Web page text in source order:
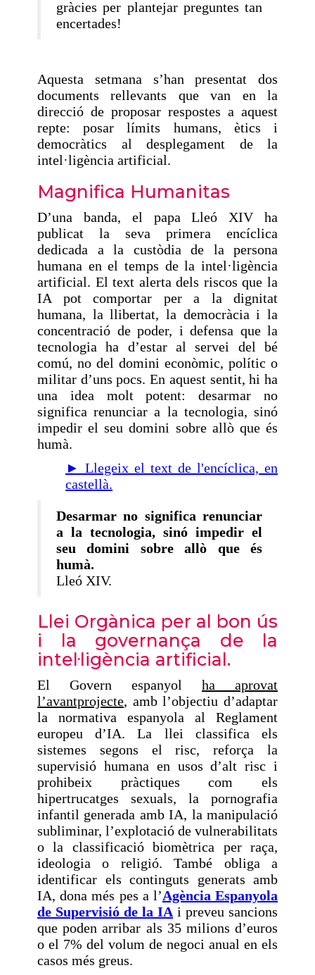
gràcies per plantejar preguntes tan
encertades!
Aquesta setmana s’han presentat dos
documents rellevants que van en la
direcció de proposar respostes a aquest
repte: posar límits humans, ètics i
democràtics al desplegament de la
intel·ligència artificial.
Magnifica Humanitas
D’una banda, el papa Lleó XIV ha
publicat la seva primera encíclica
dedicada a la custòdia de la persona
humana en el temps de la intel·ligència
artificial. El text alerta dels riscos que la
IA pot comportar per a la dignitat
humana, la llibertat, la democràcia i la
concentració de poder, i defensa que la
tecnologia ha d’estar al servei del bé
comú, no del domini econòmic, polític o
militar d’uns pocs. En aquest sentit, hi ha
una idea molt potent: desarmar no
significa renunciar a la tecnologia, sinó
impedir el seu domini sobre allò que és
humà.
► Llegeix el text de l'encíclica, en
castellà.
Desarmar no significa renunciar
a la tecnologia, sinó impedir el
seu domini sobre allò que és
humà.
Lleó XIV.
Llei Orgànica per al bon ús
i la governança de la
intel·ligència artificial.
El Govern espanyol ha aprovat
l’avantprojecte, amb l’objectiu d’adaptar
la normativa espanyola al Reglament
europeu d’IA. La llei classifica els
sistemes segons el risc, reforça la
supervisió humana en usos d’alt risc i
prohibeix pràctiques com els
hipertrucatges sexuals, la pornografia
infantil generada amb IA, la manipulació
subliminar, l’explotació de vulnerabilitats
o la classificació biomètrica per raça,
ideologia o religió. També obliga a
identificar els continguts generats amb
IA, dona més pes a l’Agència Espanyola
de Supervisió de la IA i preveu sancions
que poden arribar als 35 milions d’euros
o el 7% del volum de negoci anual en els
casos més greus.